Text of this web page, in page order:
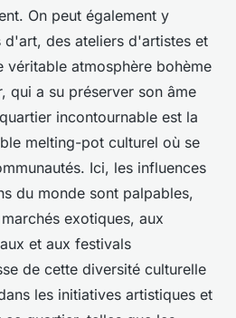
On peut également y
des ateliers d'artistes et
véritable atmosphère bohème
qui a su préserver son âme
incontournable est la
melting-pot culturel où se
Ici, les influences
du monde sont palpables,
exotiques, aux
et aux festivals
de cette diversité culturelle
les initiatives artistiques et